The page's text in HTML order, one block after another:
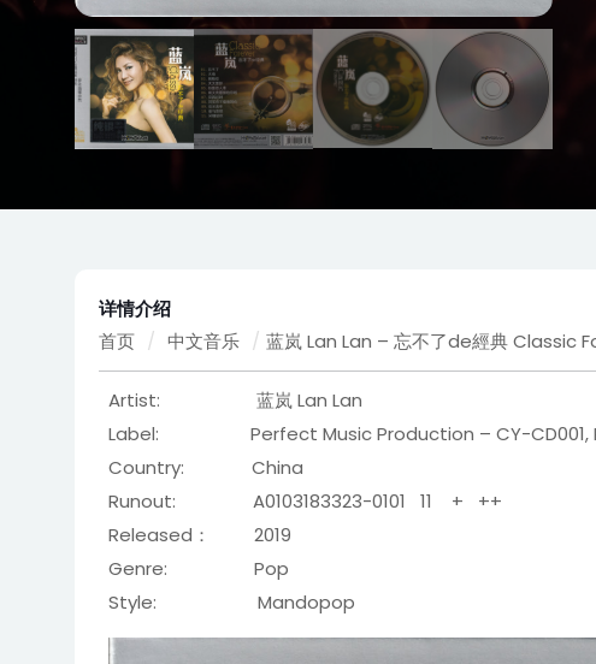
详情介绍
首页 / 中文音乐 / 蓝岚 Lan Lan – 忘不了de經典 Classic
Artist: 蓝岚 Lan Lan
Label: Perfect Music Production – CY-CD001,
Country: China
Runout: A0103183323-0101 11 + ++
Released： 2019
Genre: Pop
Style: Mandopop